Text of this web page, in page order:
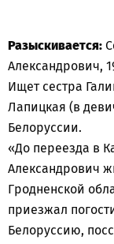
Разыскивается:
Александрович,
Ищет сестра
Лапицкая (в
Белоруссии.
«До переезда в
Александрович
Гродненской
приезжал
Белоруссию,